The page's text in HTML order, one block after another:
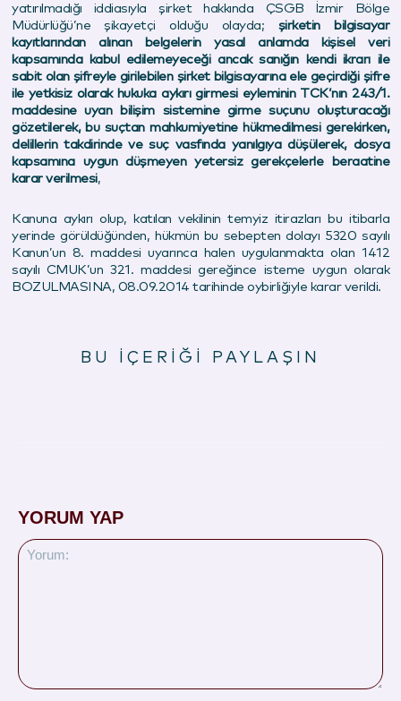
yatırılmadığı iddiasıyla şirket hakkında ÇSGB İzmir Bölge
Müdürlüğü’ne şikayetçi olduğu olayda; şirketin bilgisayar
kayıtlarından alınan belgelerin yasal anlamda kişisel veri
kapsamında kabul edilemeyeceği ancak sanığın kendi ikrarı ile
sabit olan şifreyle girilebilen şirket bilgisayarına ele geçirdiği şifre
ile yetkisiz olarak hukuka aykırı girmesi eyleminin TCK’nın 243/1.
maddesine uyan bilişim sistemine girme suçunu oluşturacağı
gözetilerek, bu suçtan mahkumiyetine hükmedilmesi gerekirken,
delillerin takdirinde ve suç vasfında yanılgıya düşülerek, dosya
kapsamına uygun düşmeyen yetersiz gerekçelerle beraatine
karar verilmesi,
Kanuna aykırı olup, katılan vekilinin temyiz itirazları bu itibarla
yerinde görüldüğünden, hükmün bu sebepten dolayı 5320 sayılı
Kanun’un 8. maddesi uyarınca halen uygulanmakta olan 1412
sayılı CMUK’un 321. maddesi gereğince isteme uygun olarak
BOZULMASINA, 08.09.2014 tarihinde oybirliğiyle karar verildi.
BU İÇERİĞİ PAYLAŞIN
YORUM YAP